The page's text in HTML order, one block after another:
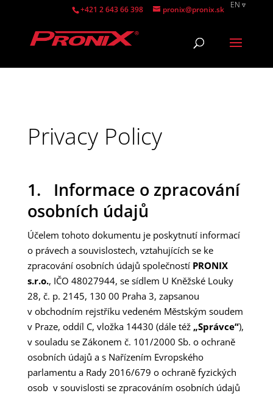
+421 2 643 66 398 pronix@pronix.sk EN
Privacy Policy
1. Informace o zpracování
osobních údajů
Účelem tohoto dokumentu je poskytnutí informací
o právech a souvislostech, vztahujících se ke
zpracování osobních údajů společností PRONIX
s.r.o., IČO 48027944, se sídlem U Kněžské Louky
28, č. p. 2145, 130 00 Praha 3, zapsanou
v obchodním rejstříku vedeném Městským soudem
v Praze, oddíl C, vložka 14430 (dále též „Správce“),
v souladu se Zákonem č. 101/2000 Sb. o ochraně
osobních údajů a s Nařízením Evropského
parlamentu a Rady 2016/679 o ochraně fyzických
osob v souvislosti se zpracováním osobních údajů